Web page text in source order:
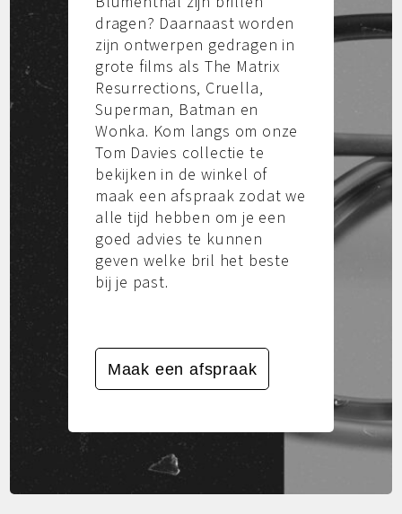
dragen? Daarnaast worden
zijn ontwerpen gedragen in
grote films als The Matrix
Resurrections, Cruella,
Superman, Batman en
Wonka. Kom langs om onze
Tom Davies collectie te
bekijken in de winkel of
maak een afspraak zodat we
alle tijd hebben om je een
goed advies te kunnen
geven welke bril het beste
bij je past.
Maak een afspraak